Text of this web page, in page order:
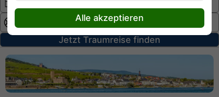
Jetzt Traumreise finden
Alle akzeptieren